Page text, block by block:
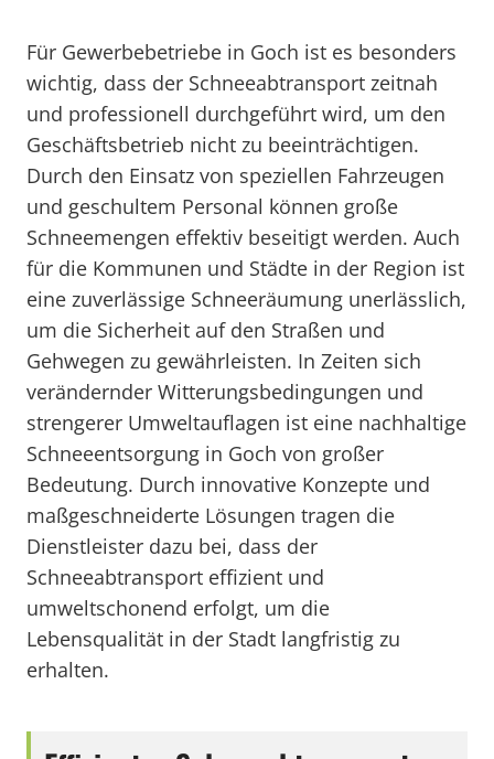
Für Gewerbebetriebe in Goch ist es besonders
wichtig, dass der Schneeabtransport zeitnah
und professionell durchgeführt wird, um den
Geschäftsbetrieb nicht zu beeinträchtigen.
Durch den Einsatz von speziellen Fahrzeugen
und geschultem Personal können große
Schneemengen effektiv beseitigt werden. Auch
für die Kommunen und Städte in der Region ist
eine zuverlässige Schneeräumung unerlässlich,
um die Sicherheit auf den Straßen und
Gehwegen zu gewährleisten. In Zeiten sich
verändernder Witterungsbedingungen und
strengerer Umweltauflagen ist eine nachhaltige
Schneeentsorgung in Goch von großer
Bedeutung. Durch innovative Konzepte und
maßgeschneiderte Lösungen tragen die
Dienstleister dazu bei, dass der
Schneeabtransport effizient und
umweltschonend erfolgt, um die
Lebensqualität in der Stadt langfristig zu
erhalten.